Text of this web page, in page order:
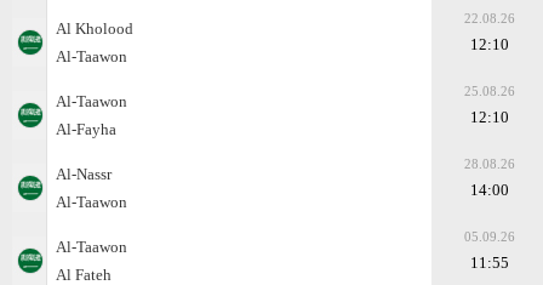
Al Kholood
Al-Taawon
22.08.26
12:10
Al-Taawon
Al-Fayha
25.08.26
12:10
Al-Nassr
Al-Taawon
28.08.26
14:00
Al-Taawon
Al Fateh
05.09.26
11:55